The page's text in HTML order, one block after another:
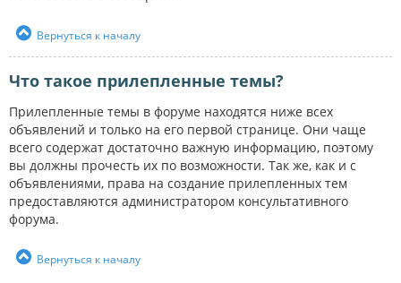
Вернуться к началу
Что такое прилепленные темы?
Прилепленные темы в форуме находятся ниже всех
объявлений и только на его первой странице. Они чаще
всего содержат достаточно важную информацию, поэтому
вы должны прочесть их по возможности. Так же, как и с
объявлениями, права на создание прилепленных тем
предоставляются администратором консультативного
форума.
Вернуться к началу